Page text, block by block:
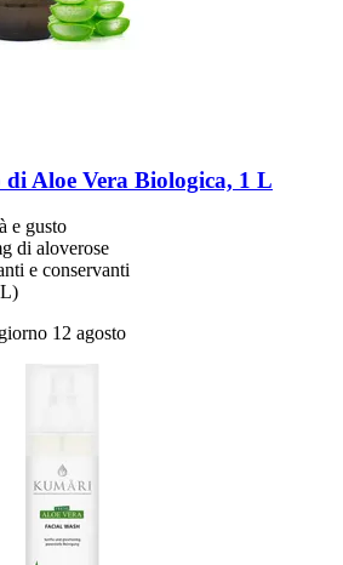
di Aloe Vera Biologica, 1 L
e gusto
di aloverose
e conservanti
12 agosto